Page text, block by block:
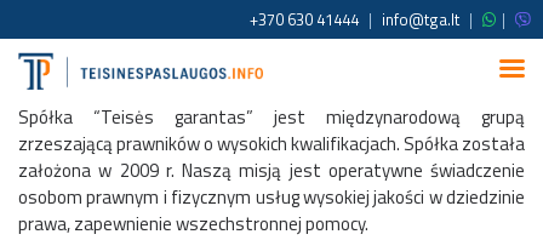
+370 630 41444 | info@tga.lt | |
Spółka “Teisės garantas” jest międzynarodową grupą
zrzeszającą prawników o wysokich kwalifikacjach. Spółka została
założona w 2009 r. Naszą misją jest operatywne świadczenie
osobom prawnym i fizycznym usług wysokiej jakości w dziedzinie
prawa, zapewnienie wszechstronnej pomocy.